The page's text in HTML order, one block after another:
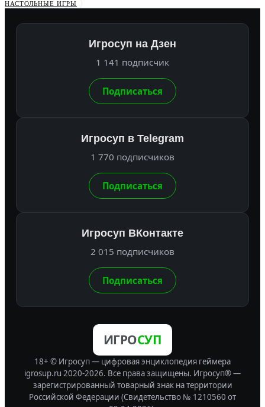
НАСТОЛЬНЫЕ ИГРЫ
Игросуп на Дзен
1 141 подписчик
Подписаться
Игросуп в Telegram
1 770 подписчиков
Подписаться
Игросуп ВКонтакте
2 015 подписчиков
Подписаться
ИГРОСУП
18+ © Игросуп — цифровая энциклопедия геймера
igrosup.ru 2020-2026. Все права защищены. Игросуп® —
зарегистрированный товарный знак на территории
Российской Федерации (Свидетельство № 1210560 от